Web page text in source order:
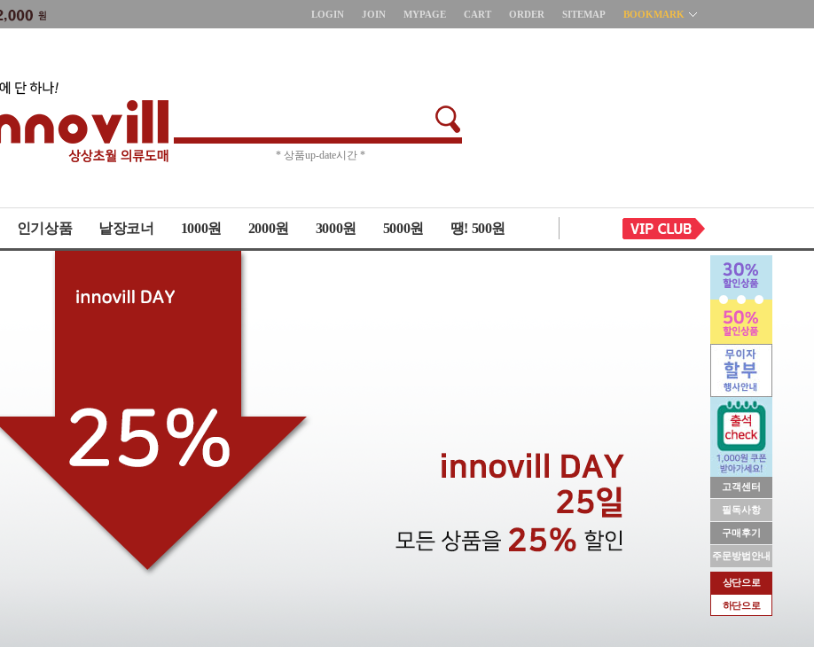
고객센터
필독사항
구매후기
주문방법안내
상단으로
하단으로
LOGIN JOIN MYPAGE CART ORDER SITEMAP BOOKMARK
* 상품up-date시간 *
인기상품 낱장코너 1000원 2000원 3000원 5000원 땡! 500원